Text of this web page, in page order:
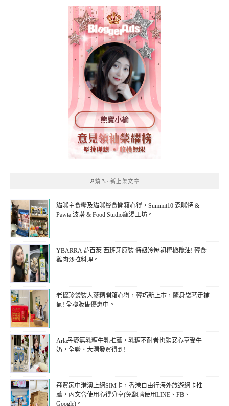
熊寶小榆
🔎燒ㄟ~新上架文章
貓咪主食糧及貓咪餐食開箱心得，Summit10 森咪特 &
Pawta 波塔 & Food Studio寵湯工坊。
YBARRA 益百萊 西班牙原裝 特級冷壓初榨橄欖油! 輕食
雞肉沙拉料理。
老協珍袋裝人蔘精開箱心得，輕巧新上市，隨身袋著走補
氣! 全聯販售優惠中。
Arla丹麥無乳糖牛乳推薦，乳糖不耐者也能安心享受牛
奶，全聯、大潤發買得到!
飛買家中港澳上網SIM卡，香港自由行海外旅遊網卡推
薦，內文含使用心得分享(免翻牆使用LINE、FB、
Google)。